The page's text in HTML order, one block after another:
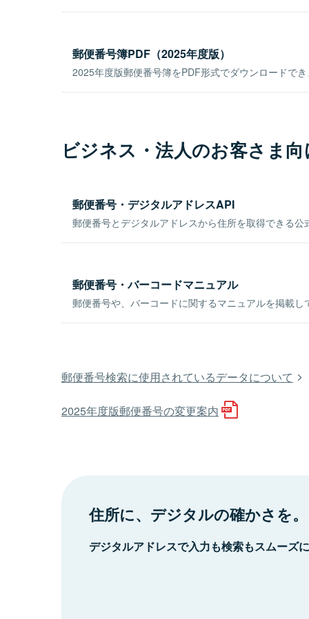
郵便番号簿PDF（2025年度版）
2025年度版郵便番号簿をPDF形式でダウンロードで
ビジネス・法人のお客さま
郵便番号・デジタルアドレスAPI
郵便番号とデジタルアドレスから住所を取得できる公
郵便番号・バーコードマニュアル
郵便番号や、バーコードに関するマニュアルを掲載し
郵便番号検索に使用されているデータについて
2025年度版郵便番号の変更案内
住所に、デジタルの確かさを。
デジタルアドレスで入力も検索もスムーズ